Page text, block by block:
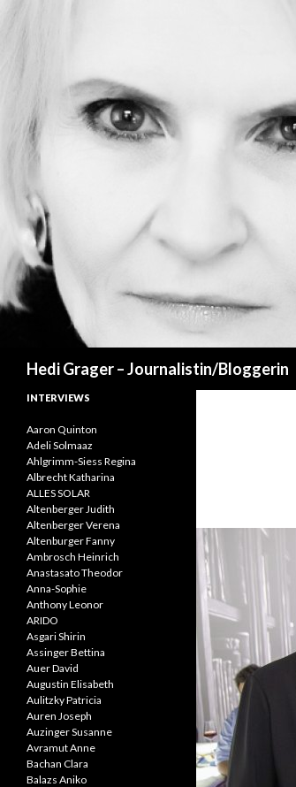
Hedi Grager – Journalistin/Bloggerin
INTERVIEWS
Aaron Quinton
Adeli Solmaaz
Ahlgrimm-Siess Regina
Albrecht Katharina
ALLES SOLAR
Altenberger Judith
Altenberger Verena
Altenburger Fanny
Ambrosch Heinrich
Anastasato Theodor
Anna-Sophie
Anthony Leonor
ARIDO
Asgari Shirin
Assinger Bettina
Auer David
Augustin Elisabeth
Aulitzky Patricia
Auren Joseph
Auzinger Susanne
Avramut Anne
Bachan Clara
Balazs Aniko